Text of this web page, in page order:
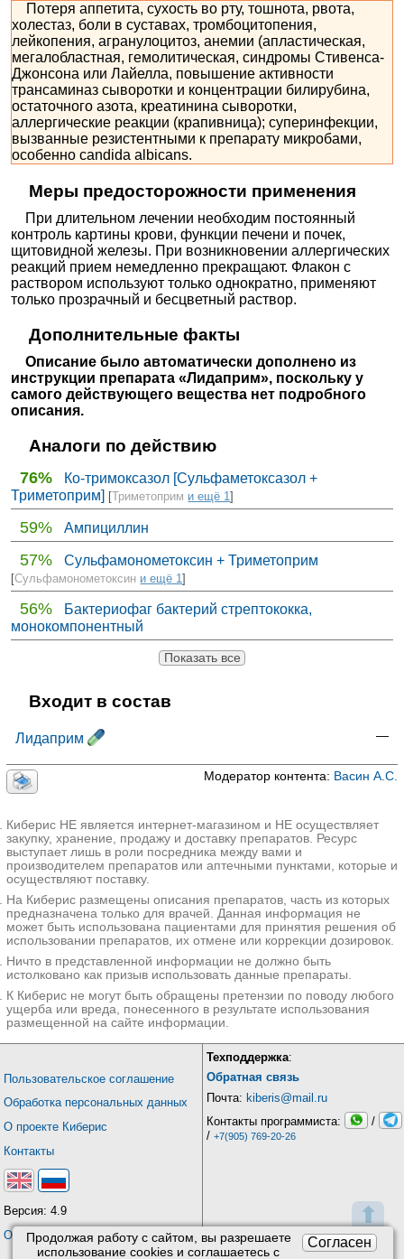
⬆
Согласен
Продолжая работу с сайтом, вы разрешаете
использование сookies и соглашаетесь с
Потеря аппетита, сухость во рту, тошнота, рвота,
холестаз, боли в суставах, тромбоцитопения,
лейкопения, агранулоцитоз, анемии (апластическая,
мегалобластная, гемолитическая, синдромы Стивенса-
Джонсона или Лайелла, повышение активности
трансаминаз сыворотки и концентрации билирубина,
остаточного азота, креатинина сыворотки,
аллергические реакции (крапивница); суперинфекции,
вызванные резистентными к препарату микробами,
особенно сandida albicans.
Меры предосторожности применения
При длительном лечении необходим постоянный
контроль картины крови, функции печени и почек,
щитовидной железы. При возникновении аллергических
реакций прием немедленно прекращают. Флакон с
раствором используют только однократно, применяют
только прозрачный и бесцветный раствор.
Дополнительные факты
Описание было автоматически дополнено из
инструкции препарата «Лидаприм», поскольку у
самого действующего вещества нет подробного
описания.
Аналоги по действию
76%
Ко-тримоксазол [Сульфаметоксазол +
Триметоприм] [Триметоприм и ещё 1]
59% Ампициллин
57% Сульфамонометоксин + Триметоприм
[Сульфамонометоксин и ещё 1]
56%
Бактериофаг бактерий стрептококка,
монокомпонентный
Показать все
Входит в состав
—
Лидаприм
Модератор контента: Васин А.С.
Киберис НЕ является интернет-магазином и НЕ осуществляет
закупку, хранение, продажу и доставку препаратов. Ресурс
выступает лишь в роли посредника между вами и
производителем препаратов или аптечными пунктами, которые и
осуществляют поставку.
На Киберис размещены описания препаратов, часть из которых
предназначена только для врачей. Данная информация не
может быть использована пациентами для принятия решения об
использовании препаратов, их отмене или коррекции дозировок.
Ничто в представленной информации не должно быть
истолковано как призыв использовать данные препараты.
К Киберис не могут быть обращены претензии по поводу любого
ущерба или вреда, понесенного в результате использования
размещенной на сайте информации.
Пользовательское соглашение
Обработка персональных данных
О проекте Киберис
Контакты
Версия: 4.9
Обновления
Техподдержка:
Обратная связь
Почта: kiberis@mail.ru
Контакты программиста:
/
/ +7(905) 769-20-26